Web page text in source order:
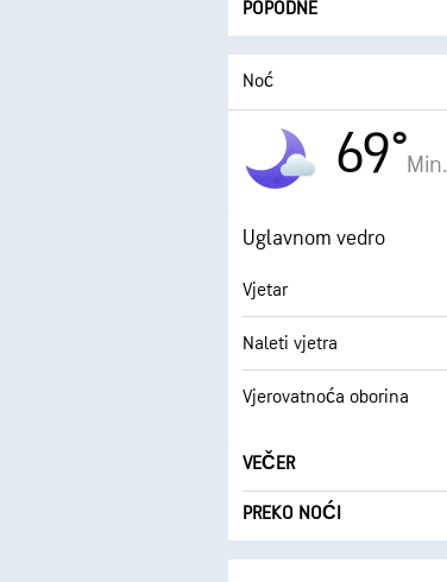
POPODNE
Noć
69°Min.
Uglavnom vedro
Vjetar
Naleti vjetra
Vjerovatnoća oborina
VEČER
PREKO NOĆI